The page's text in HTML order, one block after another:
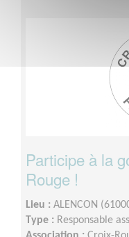
Participe à la
Rouge !
Lieu : ALENCON
Type : Responsable